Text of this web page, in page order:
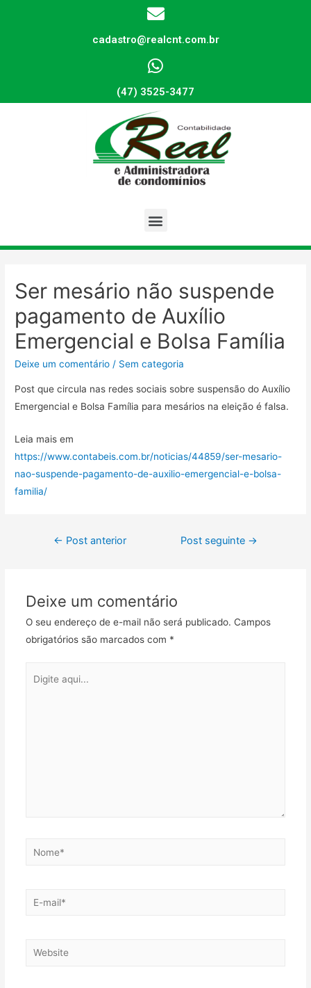
cadastro@realcnt.com.br
(47) 3525-3477
Ser mesário não suspende
pagamento de Auxílio
Emergencial e Bolsa Família
Deixe um comentário / Sem categoria
Post que circula nas redes sociais sobre suspensão do Auxílio
Emergencial e Bolsa Família para mesários na eleição é falsa.
Leia mais em
https://www.contabeis.com.br/noticias/44859/ser-mesario-
nao-suspende-pagamento-de-auxilio-emergencial-e-bolsa-
familia/
← Post anterior Post seguinte →
Deixe um comentário
O seu endereço de e-mail não será publicado. Campos
obrigatórios são marcados com *